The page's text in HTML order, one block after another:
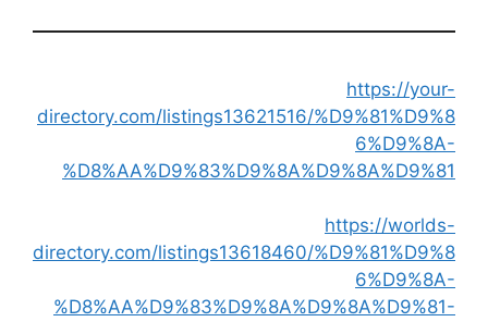
https://your-
directory.com/listings13621516/%D9%81%D9%8
6%D9%8A-
%D8%AA%D9%83%D9%8A%D9%8A%D9%81
https://worlds-
directory.com/listings13618460/%D9%81%D9%8
6%D9%8A-
%D8%AA%D9%83%D9%8A%D9%8A%D9%81-